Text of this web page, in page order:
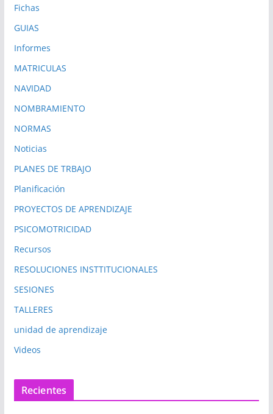
Fichas
GUIAS
Informes
MATRICULAS
NAVIDAD
NOMBRAMIENTO
NORMAS
Noticias
PLANES DE TRBAJO
Planificación
PROYECTOS DE APRENDIZAJE
PSICOMOTRICIDAD
Recursos
RESOLUCIONES INSTTITUCIONALES
SESIONES
TALLERES
unidad de aprendizaje
Videos
Recientes